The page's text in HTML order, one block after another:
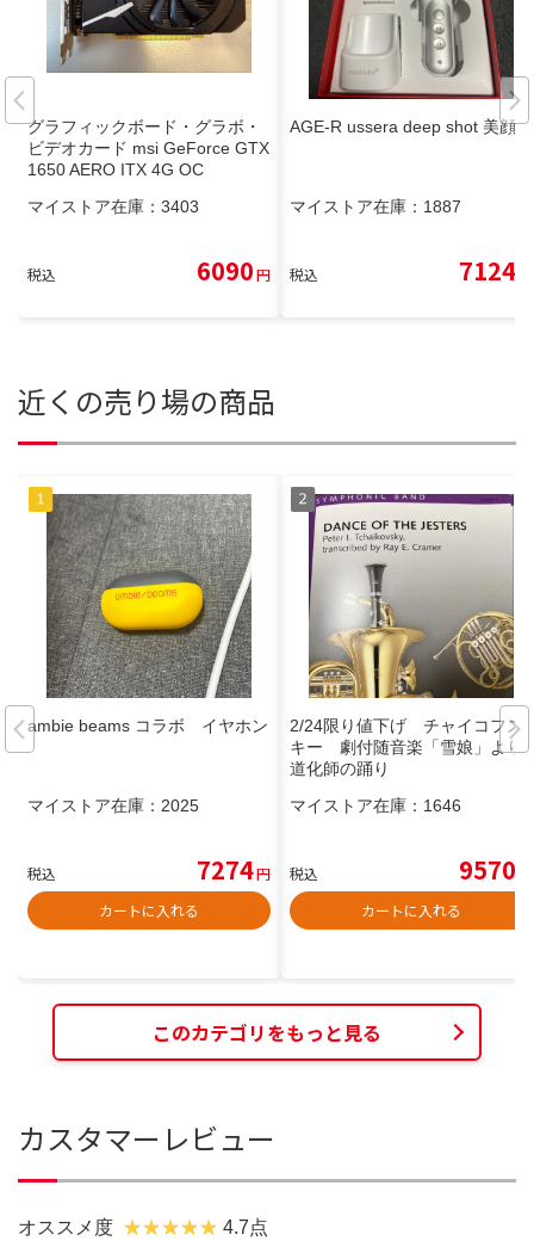
グラフィックボード・グラボ・
ビデオカード msi GeForce GTX
1650 AERO ITX 4G OC
マイストア在庫： 3403
税込 6090円
AGE-R ussera deep shot 美顔器
マイストア在庫： 1887
税込 7124
近くの売り場の商品
ambie beams コラボ イヤホン
マイストア在庫： 2025
税込 7274円
カートに入れる
2/24限り値下げ チャイコフス
キー 劇付随音楽「雪娘」より
道化師の踊り
マイストア在庫： 1646
税込 9570
カートに入れる
このカテゴリをもっと見る
カスタマーレビュー
オススメ度 4.7点